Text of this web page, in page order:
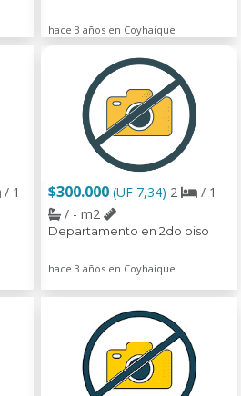
hace 3 años en Coyhaique
/ 1
$300.000 (UF 7,34) 2
/ 1
/ - m2
Departamento en 2do piso
hace 3 años en Coyhaique